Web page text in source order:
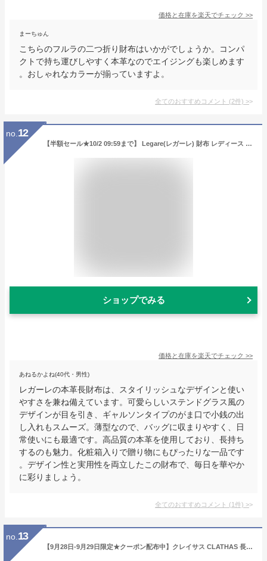
価格と在庫を楽天でチェック >>
まーちゅん
こちらのフルラの二つ折り財布はいかがでしょうか。コンパ
クトで持ち運びしやすく本革なのでエイジングも楽しめます
。おしゃれなカラーが揃っていますよ。
全てのおすすめコメント (2件) >
no. 12
【半額セール★10/2 09:59まで】 Legare(レガーレ) 財布 レディース 長財布 本革 革 かわいい レザー ブランド がま口 ギャルソンタイプ ステンドグラス 薄い 薄型 小銭入れ 使いやすい 化粧箱入り ギフト
ショップでみる
価格と在庫を楽天でチェック >>
あねるかよね(40代・男性)
レガーレの本革長財布は、スタイリッシュなデザインと使い
やすさを兼ね備えています。可愛らしいステンドグラス風の
デザインが目を引き、ギャルソンタイプのがま口で小銭の出
し入れもスムーズ。薄型なので、バッグに収まりやすく、日
常使いにも最適です。高品質の本革を使用しており、長持ち
するのも魅力。化粧箱入りで贈り物にもぴったりな一品です
。デザイン性と実用性を両立したこの財布で、毎日を華やか
に彩りましょう。
全てのおすすめコメント (1件) >
no. 13
【9月28日-9月29日限定★クーポン配布中】クレイサス CLATHAS 長財布 ブラン 188401 フィットハウス